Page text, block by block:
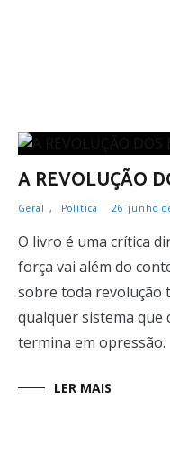
A REVOLUÇÃO
Geral , Política 26 junho
O livro é uma crítica
força vai além do
sobre toda revolução
qualquer sistema que
termina em opressão.
LER MAIS